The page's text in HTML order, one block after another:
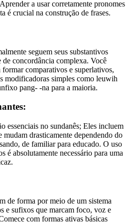
a usar corretamente pronomes
é crucial na construção de frases.
seguem seus substantivos
de concordância complexa. Você
formar comparativos e superlativos,
modificadoras simples como leuwih
pang- -na para a maioria.
essenciais no sundanês; Eles incluem
mudam drasticamente dependendo do
de familiar para educado. O uso
é absolutamente necessário para uma
de forma por meio de um sistema
e sufixos que marcam foco, voz e
com formas ativas básicas